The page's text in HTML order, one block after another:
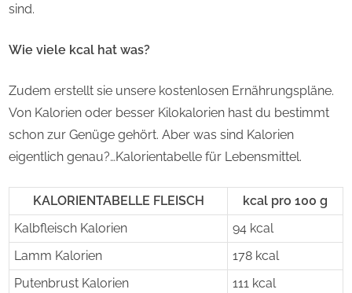
sind.
Wie viele kcal hat was?
Zudem erstellt sie unsere kostenlosen Ernährungspläne.
Von Kalorien oder besser Kilokalorien hast du bestimmt
schon zur Genüge gehört. Aber was sind Kalorien
eigentlich genau?…Kalorientabelle für Lebensmittel.
KALORIENTABELLE FLEISCH
kcal pro 100 g
Kalbfleisch Kalorien
94 kcal
Lamm Kalorien
178 kcal
Putenbrust Kalorien
111 kcal